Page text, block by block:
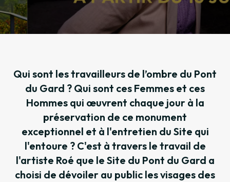
Qui sont les travailleurs de l’ombre du Pont
du Gard ? Qui sont ces Femmes et ces
Hommes qui œuvrent chaque jour à la
préservation de ce monument
exceptionnel et à l'entretien du Site qui
l'entoure ? C'est à travers le travail de
l'artiste Roé que le Site du Pont du Gard a
choisi de dévoiler au public les visages des